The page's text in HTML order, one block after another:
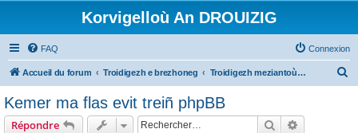
Korvigelloù An DROUIZIG
FAQ Connexion
Accueil du forum Troidigezh e brezhoneg Troidigezh meziantoù all (frank a wirioù evit an darn vrasañ anezho)
Kemer ma flas evit treiñ phpBB
Répondre Rechercher